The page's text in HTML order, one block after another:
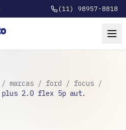
(11) 98957-8818
/ marcas / ford / focus /
2.0 flex 5p aut.